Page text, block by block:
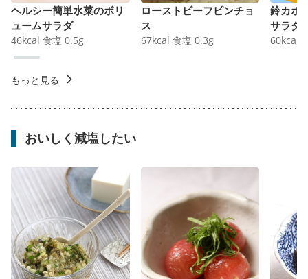
ヘルシー簡単水菜のボリ
ュームサラダ
46kcal 食塩 0.5g
ローストビーフピンチョ
ス
67kcal 食塩 0.3g
鈴カボ
サラダ
60kcal
もっと見る
おいしく減塩したい